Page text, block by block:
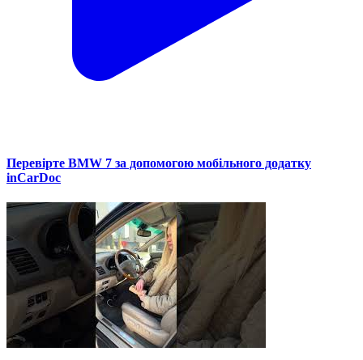
Перевірте BMW 7 за допомогою мобільного додатку
inCarDoc